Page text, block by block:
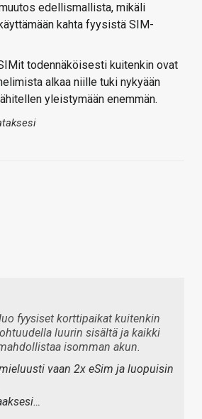
edellismallista, mikäli
kahta fyysistä SIM-
todennäköisesti kuitenkin ovat
alkaa niille tuki nykyään
yleistymään enemmän.
fyysiset korttipaikat kuitenkin
luurin sisältä ja kaikki
isomman akun.
vaan 2x eSim ja luopuisin